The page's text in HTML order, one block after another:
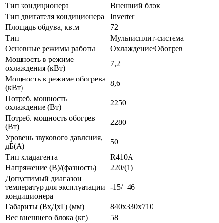
Тип кондиционера
Внешний блок
Тип двигателя кондиционера
Inverter
Площадь обдува, кв.м
72
Тип
Мультисплит-система
Основные режимы работы
Охлаждение/Обогрев
Мощность в режиме
охлаждения (кВт)
7,2
Мощность в режиме обогрева
(кВт)
8,6
Потреб. мощность
охлаждение (Вт)
2250
Потреб. мощность обогрев
(Вт)
2280
Уровень звукового давления,
дБ(А)
50
Тип хладагента
R410A
Напряжение (В)/(фазность)
220/(1)
Допустимый диапазон
температур для эксплуатации
кондиционера
-15/+46
Габариты (ВхДхГ) (мм)
840х330х710
Вес внешнего блока (кг)
58